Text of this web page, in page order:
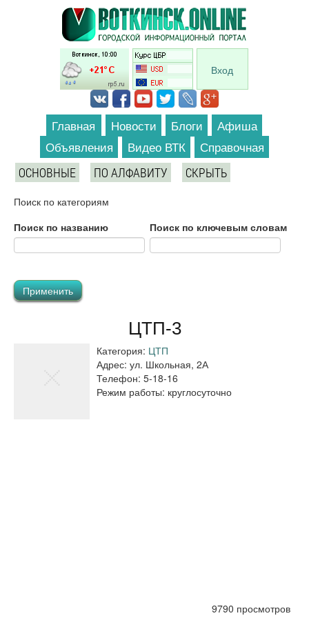
Перейти к основному содержанию
Вход
Главная Новости Блоги
Афиша
Объявления
Видео ВТК Справочная
ОСНОВНЫЕ ПО АЛФАВИТУ СКРЫТЬ
Поиск по категориям
Поиск по названию
Поиск по ключевым словам
ЦТП-3
Категория: ЦТП
Адрес: ул. Школьная, 2А
Телефон: 5-18-16
Режим работы: круглосуточно
9790 просмотров